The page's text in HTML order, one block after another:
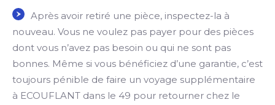
Après avoir retiré une pièce, inspectez-la à
nouveau. Vous ne voulez pas payer pour des pièces
dont vous n’avez pas besoin ou qui ne sont pas
bonnes. Même si vous bénéficiez d’une garantie, c’est
toujours pénible de faire un voyage supplémentaire
à ECOUFLANT dans le 49 pour retourner chez le